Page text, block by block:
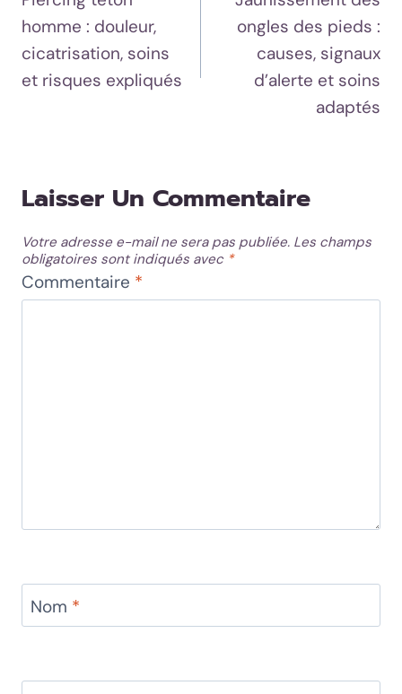
De
L’article
homme : douleur,
cicatrisation, soins
et risques expliqués
ongles des pieds :
causes, signaux
d’alerte et soins
adaptés
Laisser Un Commentaire
Votre adresse e-mail ne sera pas publiée. Les champs
obligatoires sont indiqués avec *
Commentaire *
Nom *